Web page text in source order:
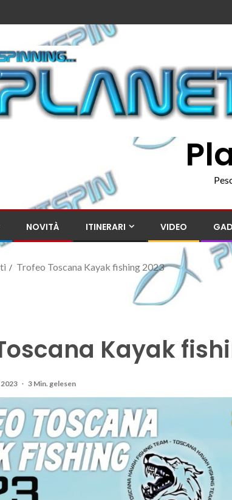
NOVITÀ ITINERARI VIDEO
Trofeo Toscana Kayak fishing 2023
Kayak
3 Min. gelesen